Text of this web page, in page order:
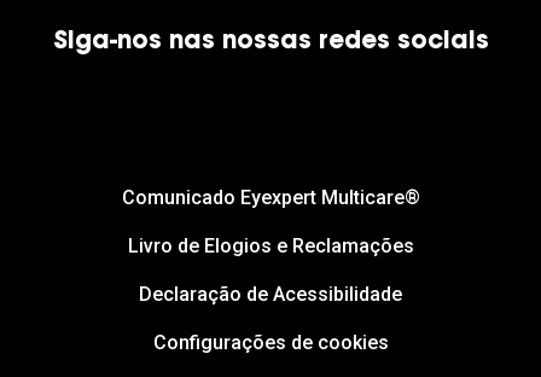
Política de Cookies
Siga-nos nas nossas redes sociais
Comunicado Eyexpert Multicare®
Livro de Elogios e Reclamações
Declaração de Acessibilidade
Configurações de cookies